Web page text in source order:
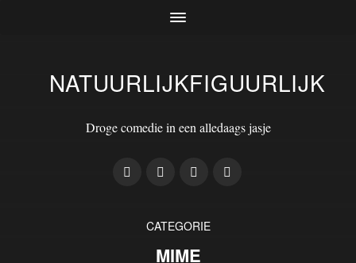
NATUURLIJKFIGUURLIJK
Droge comedie in een alledaags jasje
CATEGORIE
MIME